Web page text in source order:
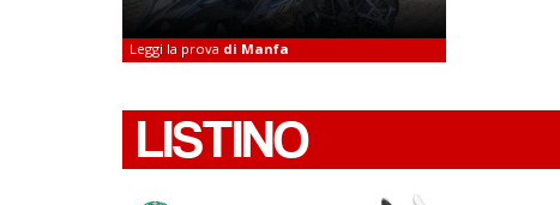
Leggi la prova di Manfa
LISTINO